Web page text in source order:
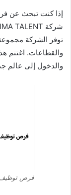
إذا كنت تبحث عن
توفر الشركة
والقطاعات. اغتنم
والدخول إلى عالم